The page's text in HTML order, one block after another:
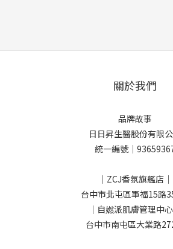
關於我們
品牌故事
日日昇生醫股份有限
統一編號｜
｜ZCJ香氛旗艦店｜
台中市北屯區軍福15路
｜自㜣派肌膚管理中心
台中市南屯區大業路